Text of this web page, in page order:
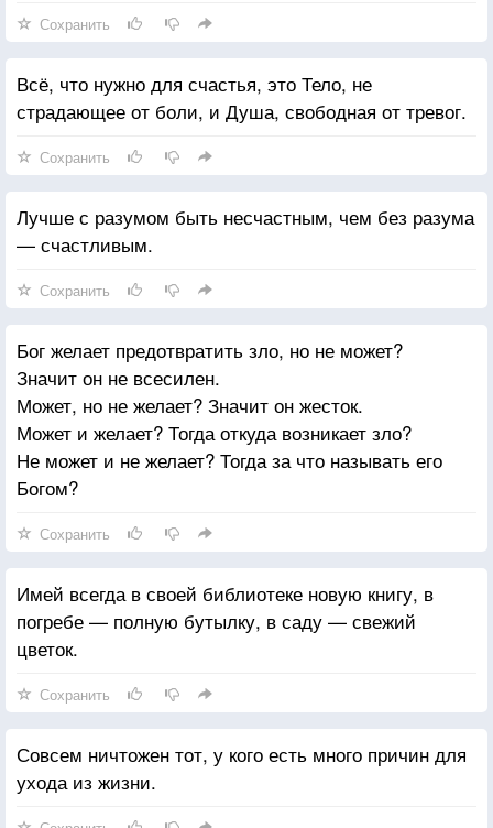
Сохранить
Всё, что нужно для счастья, это Тело, не
страдающее от боли, и Душа, свободная от тревог.
Сохранить
Лучше с разумом быть несчастным, чем без разума
— счастливым.
Сохранить
Бог желает предотвратить зло, но не может?
Значит он не всесилен.
Может, но не желает? Значит он жесток.
Может и желает? Тогда откуда возникает зло?
Не может и не желает? Тогда за что называть его
Богом?
Сохранить
Имей всегда в своей библиотеке новую книгу, в
погребе — полную бутылку, в саду — свежий
цветок.
Сохранить
Совсем ничтожен тот, у кого есть много причин для
ухода из жизни.